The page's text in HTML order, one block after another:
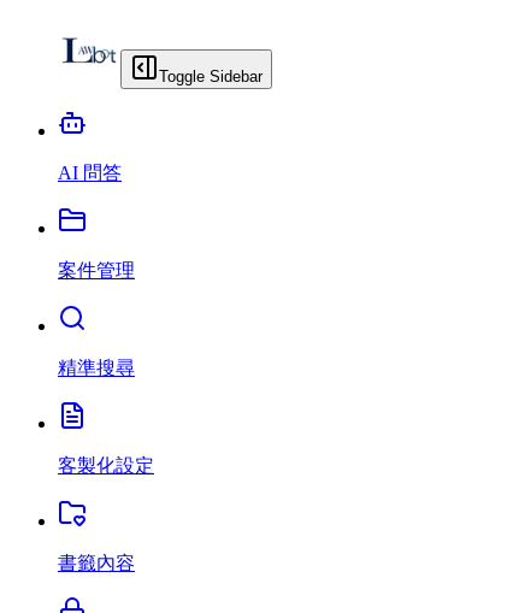
Toggle Sidebar
AI 問答
案件管理
精準搜尋
客製化設定
書籤內容